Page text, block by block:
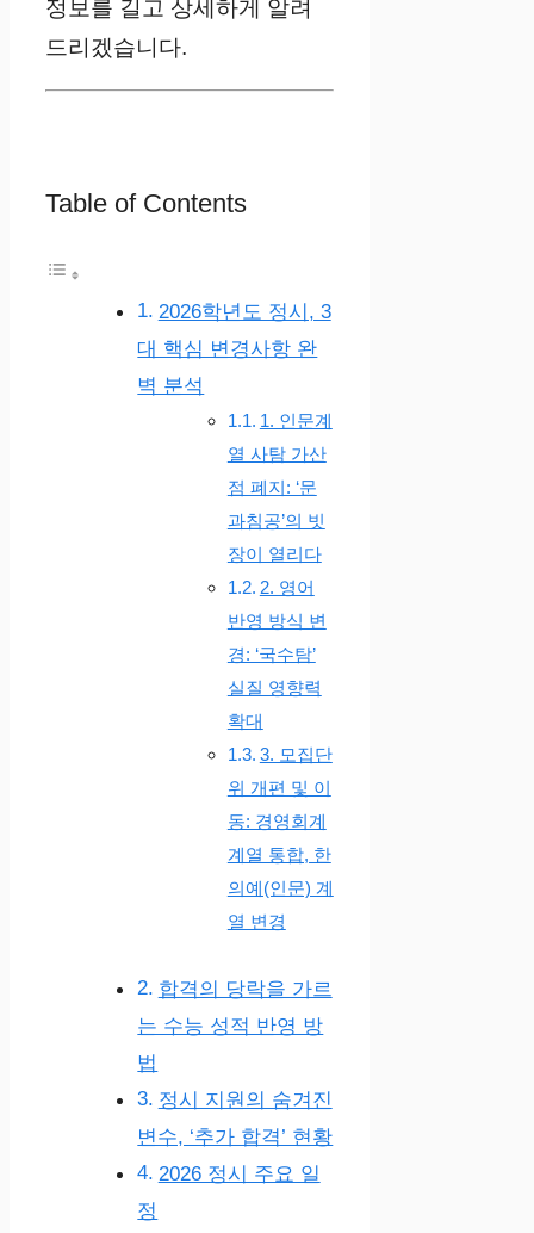
정보를 길고 상세하게 알려
드리겠습니다.
Table of Contents
2026학년도 정시, 3
대 핵심 변경사항 완
벽 분석
1. 인문계
열 사탐 가산
점 폐지: ‘문
과침공’의 빗
장이 열리다
2. 영어
반영 방식 변
경: ‘국수탐’
실질 영향력
확대
3. 모집단
위 개편 및 이
동: 경영회계
계열 통합, 한
의예(인문) 계
열 변경
합격의 당락을 가르
는 수능 성적 반영 방
법
정시 지원의 숨겨진
변수, ‘추가 합격’ 현황
2026 정시 주요 일
정